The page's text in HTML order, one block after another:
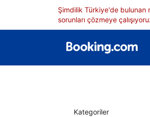
Şimdilik Türkiye'de bulunan
sorunları çözmeye
Kategoriler